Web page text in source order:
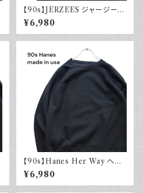
【90s】JERZEES ジャージーズ
Plain sweatshirt 無地スウェッ
ト ブラック 黒 USA製 古着
¥6,980
【90s】Hanes Her Way ヘイ
ンズ Plain sweatshirt 無地ス
ウェット ブラック 黒 ラグランス
リーブ USA製 古着
¥6,980